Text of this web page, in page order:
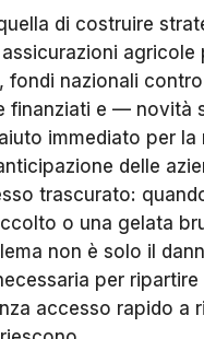
di costruire
agricole
fondi nazionali
finanziati e — novità
immediato per
delle
trascurato:
o una gelata
non è solo il
per
accesso rapido a